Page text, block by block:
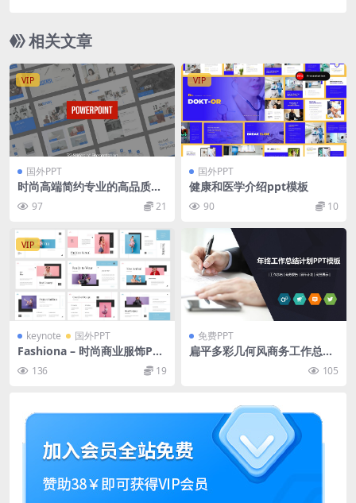
相关文章
VIP
国外PPT
时尚高端简约专业的高品质po
werpoint幻灯片演示模板（p
ptx）
97 21
VIP
国外PPT
健康和医学介绍ppt模板
90 10
VIP
keynote 国外PPT
Fashiona – 时尚商业服饰PPT
136 19
免费PPT
扁平多彩几何风商务工作总结
105